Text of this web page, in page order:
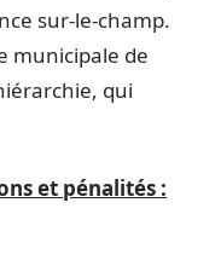
sur-le-champ.
municipale de
qui
et pénalités :